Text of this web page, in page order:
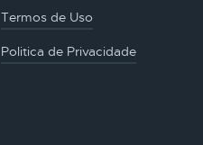
Termos de Uso
Politica de Privacidade